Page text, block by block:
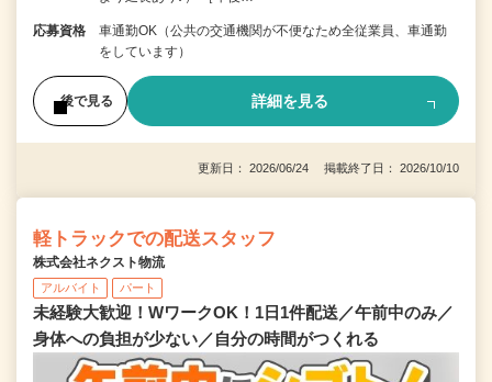
応募資格
車通勤OK（公共の交通機関が不便なため全従業員、車通勤
をしています）
後で見る 詳細を見る
更新日： 2026/06/24 掲載終了日： 2026/10/10
軽トラックでの配送スタッフ
株式会社ネクスト物流
アルバイト パート
未経験大歓迎！WワークOK！1日1件配送／午前中のみ／
身体への負担が少ない／自分の時間がつくれる